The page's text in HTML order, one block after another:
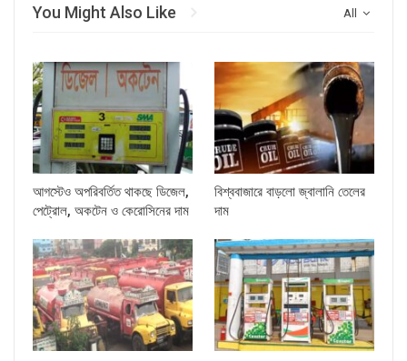
All
You Might Also Like
আগস্টেও অপরিবর্তিত থাকছে ডিজেল,
পেট্রোল, অকটেন ও কেরোসিনের দাম
বিশ্ববাজারে বাড়লো জ্বালানি তেলের
দাম